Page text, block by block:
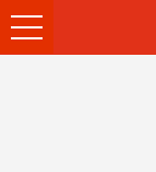
Ouvrir
le